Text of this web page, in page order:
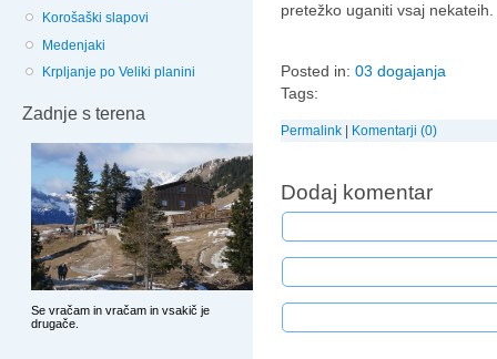
Korošaški slapovi
Medenjaki
Krpljanje po Veliki planini
Zadnje s terena
pretežko uganiti vsaj
Posted in: 03 dogajanja
Tags:
Permalink Komentarji (0)
Dodaj komentar